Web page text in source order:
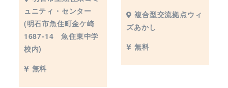
ュニティ・センター
(明石市魚住町金ケ崎
1687-14 魚住東中学
校内)
無料
複合型交流拠点ウィ
ズあかし
無料